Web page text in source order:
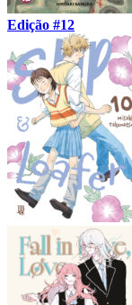
Edição #12